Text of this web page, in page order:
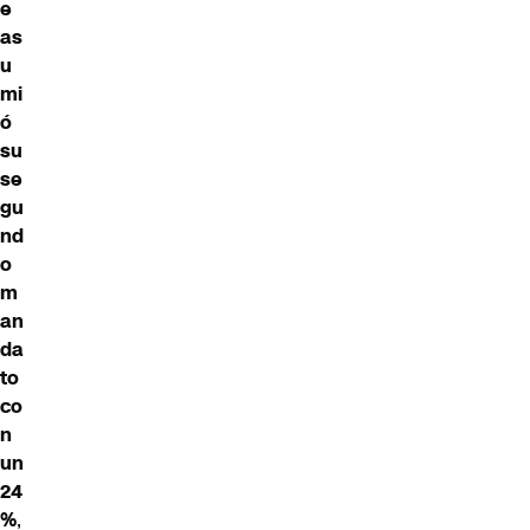
e
as
u
mi
ó
su
se
gu
nd
o
m
an
da
to
co
n
un
24
%,